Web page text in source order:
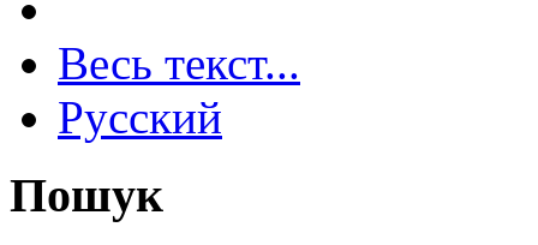
Весь текст...
Русский
Пошук